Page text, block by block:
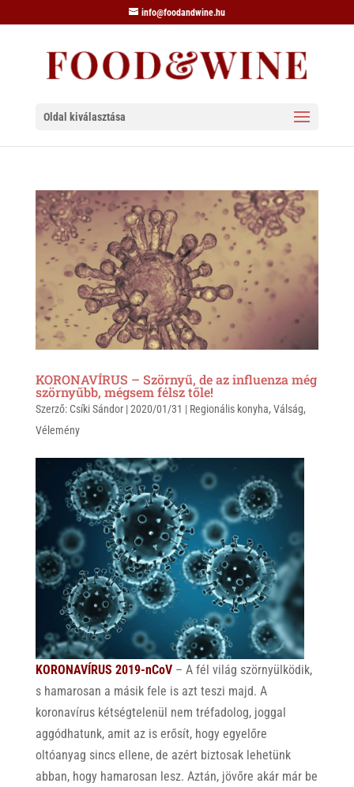
info@foodandwine.hu
Oldal kiválasztása
KORONAVÍRUS – Szörnyű, de az influenza még
szörnyűbb, mégsem félsz tőle!
Szerző: Csíki Sándor|2020/01/31 | Regionális konyha, Válság,
Vélemény
KORONAVÍRUS 2019-nCoV– A fél világ szörnyülködik,
s hamarosan a másik fele is azt teszi majd. A
koronavírus kétségtelenül nem tréfadolog, joggal
aggódhatunk, amit az is erősít, hogy egyelőre
oltóanyag sincs ellene, de azért biztosak lehetünk
abban, hogy hamarosan lesz. Aztán, jövőre akár már be